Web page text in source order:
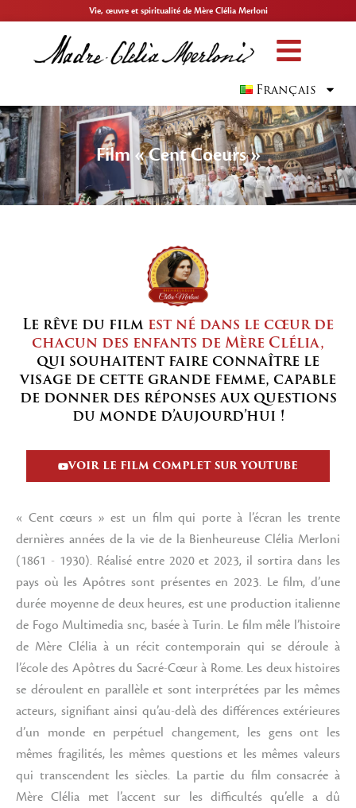
Vie, œuvre et spiritualité de Mère Clélia Merloni
Français
Film « Cent Coeurs »
Le rêve du film est né dans le cœur de
chacun des enfants de Mère Clélia,
qui souhaitent faire connaître le
visage de cette grande femme, capable
de donner des réponses aux questions
du monde d’aujourd’hui !
VOIR LE FILM COMPLET SUR YOUTUBE
« Cent cœurs » est un film qui porte à l’écran les trente
dernières années de la vie de la Bienheureuse Clélia Merloni
(1861 - 1930). Réalisé entre 2020 et 2023, il sortira dans les
pays où les Apôtres sont présentes en 2023. Le film, d’une
durée moyenne de deux heures, est une production italienne
de Fogo Multimedia snc, basée à Turin. Le film mêle l’histoire
de Mère Clélia à un récit contemporain qui se déroule à
l’école des Apôtres du Sacré-Cœur à Rome. Les deux histoires
se déroulent en parallèle et sont interprétées par les mêmes
acteurs, signifiant ainsi qu’au-delà des différences extérieures
d’un monde en perpétuel changement, les gens ont les
mêmes fragilités, les mêmes questions et les mêmes valeurs
qui transcendent les siècles. La partie du film consacrée à
Mère Clélia met l’accent sur les difficultés qu’elle a dû